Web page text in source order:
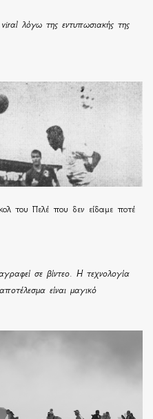
λόγω της εντυπωσιακής της
του Πελέ που δεν είδαμε ποτέ
σε βίντεο. Η τεχνολογία
είναι μαγικό